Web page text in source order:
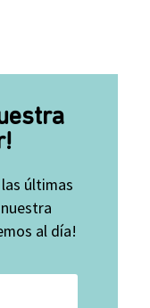
últimas
al día!